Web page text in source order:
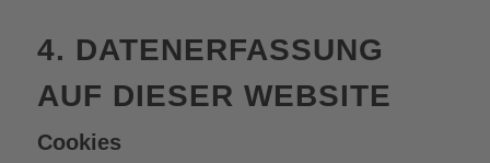
4. DATENERFASSUNG
AUF DIESER WEBSITE
Cookies